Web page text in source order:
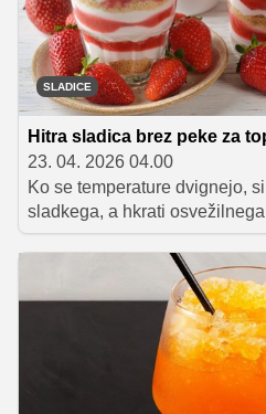
SLADICE
Hitra sladica brez peke za
23. 04. 2026 04.00
Ko se temperature dvignejo,
sladkega, a hkrati
Preprosta sladica v kozarcu
zahteva peke, priprava pa je
je za piknike ali ko želite